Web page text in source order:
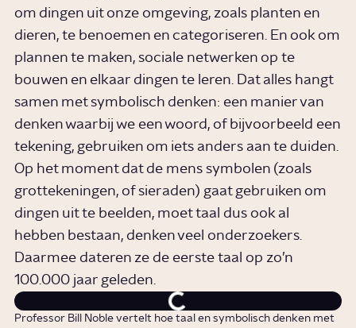
om dingen uit onze omgeving, zoals planten en
dieren, te benoemen en categoriseren. En ook om
plannen te maken, sociale netwerken op te
bouwen en elkaar dingen te leren. Dat alles hangt
samen met symbolisch denken: een manier van
denken waarbij we een woord, of bijvoorbeeld een
tekening, gebruiken om iets anders aan te duiden.
Op het moment dat de mens symbolen (zoals
grottekeningen, of sieraden) gaat gebruiken om
dingen uit te beelden, moet taal dus ook al
hebben bestaan, denken veel onderzoekers.
Daarmee dateren ze de eerste taal op zo’n
100.000 jaar geleden.
Professor Bill Noble vertelt hoe taal en symbolisch denken met